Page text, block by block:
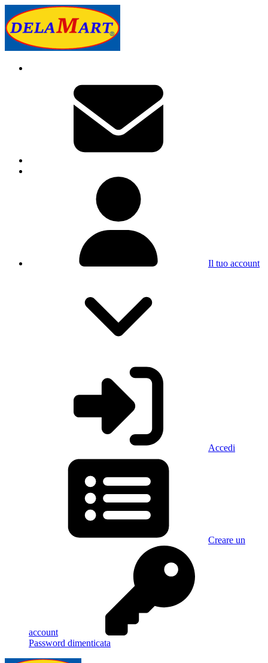
Il tuo account
Accedi
Creare un
account
Password dimenticata